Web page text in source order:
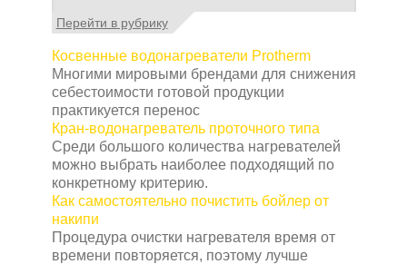
многие люди думают,
Туалеты для дачи – это
начинается
благоустройство
дачного участка,
частного
Перейти в рубрику
Косвенные водонагреватели Protherm
Многими мировыми брендами для снижения
себестоимости готовой продукции
практикуется перенос
Кран-водонагреватель проточного типа
Среди большого количества нагревателей
можно выбрать наиболее подходящий по
конкретному критерию.
Как самостоятельно почистить бойлер от
накипи
Процедура очистки нагревателя время от
времени повторяется, поэтому лучше